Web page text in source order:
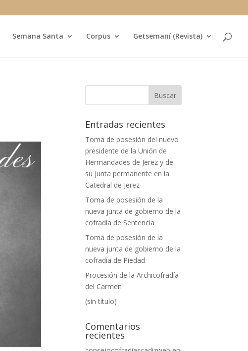
Semana Santa Corpus Getsemaní (Revista)
Entradas recientes
Toma de posesión del nuevo
presidente de la Unión de
Hermandades de Jerez y de
su junta permanente en la
Catedral de Jerez
Toma de posesión de la
nueva junta de gobierno de la
cofradía de Sentencia
Toma de posesión de la
nueva junta de gobierno de la
cofradía de Piedad
Procesión de la Archicofradía
del Carmen
(sin título)
Comentarios
recientes